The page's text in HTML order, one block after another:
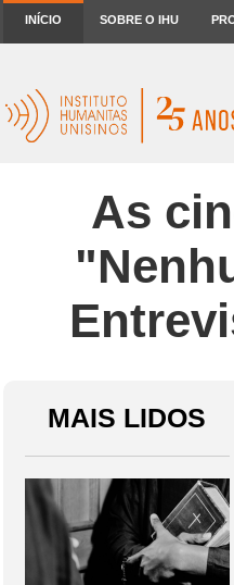
INÍCIO SOBRE O IHU
As
MAIS LIDOS